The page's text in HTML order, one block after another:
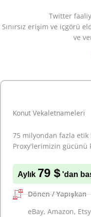
Twitter
Sınırsız erişim ve içgörü
ve
Konut Vekaletnameleri
75 milyondan fazla etik
Proxy'lerimizin gücünü
Aylık 79 $'dan
Dönen / Yapışkan
eBay, Amazon,